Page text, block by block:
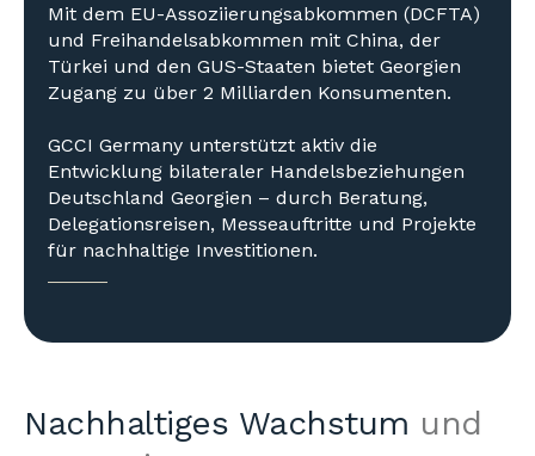
Mit dem EU-Assoziierungsabkommen (DCFTA)
und Freihandelsabkommen mit China, der
Türkei und den GUS-Staaten bietet Georgien
Zugang zu über 2 Milliarden Konsumenten.
GCCI Germany unterstützt aktiv die
Entwicklung bilateraler Handelsbeziehungen
Deutschland Georgien – durch Beratung,
Delegationsreisen, Messeauftritte und Projekte
für nachhaltige Investitionen.
Nachhaltiges Wachstum und